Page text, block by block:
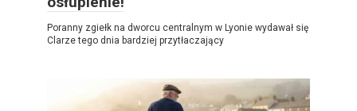
Poranny zgiełk na dworcu centralnym w Lyonie wydawał się
Clarze tego dnia bardziej przytłaczający